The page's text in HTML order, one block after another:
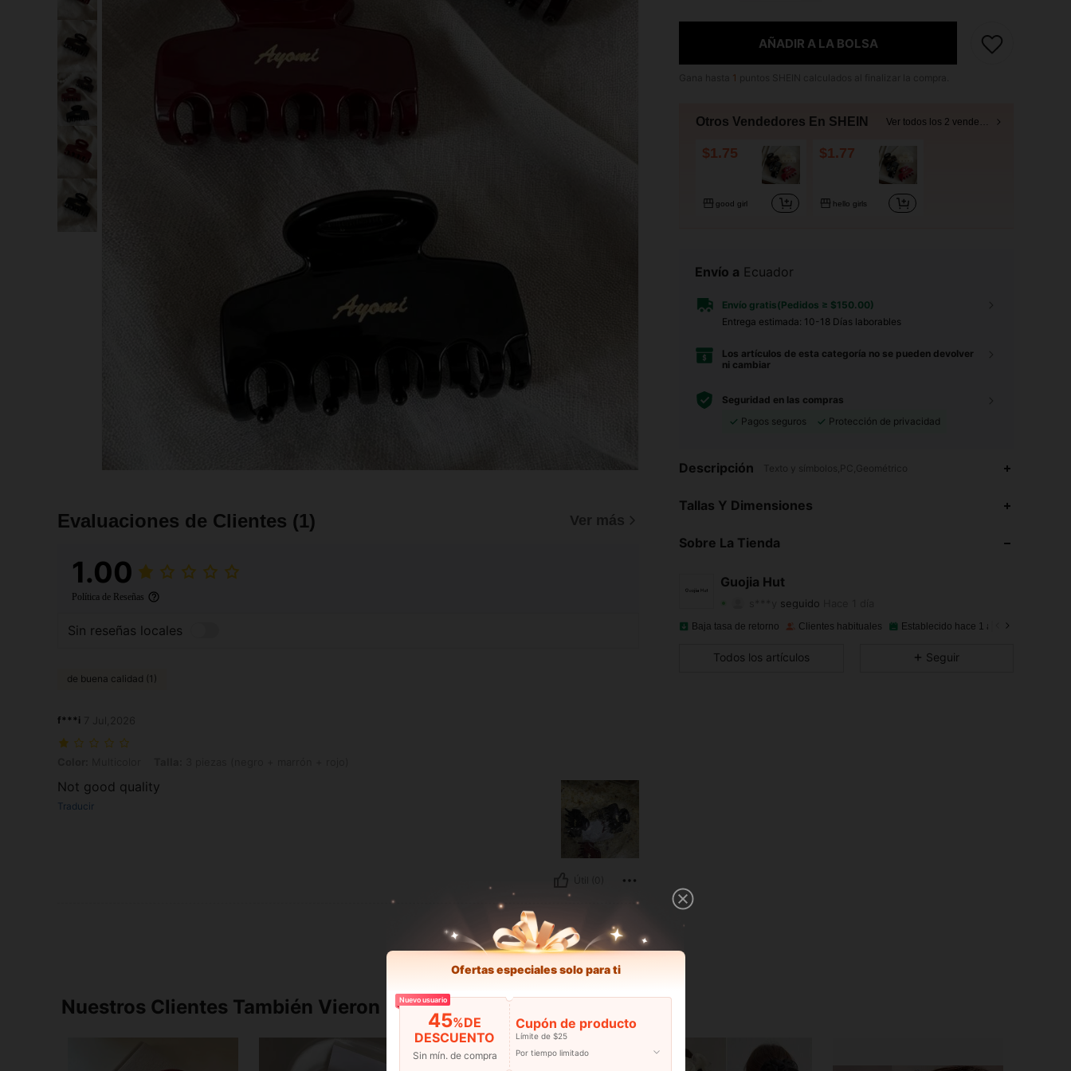
Evaluaciones de Clientes (1) Ver más
1.00
Política de Reseñas
Sin reseñas locales
de buena calidad (1)
f***i
Not good quality
Traducir
AÑADIR A LA BOLSA
1
Otros Vendedores En SHEIN Ver todos los 2 vendedores
$1.75
good girl
$1.77
hello girls
Envío a Ecuador
Envío gratis(Pedidos ≥ $150.00)
Entrega estimada: 10-18 Días laborables
Los artículos de esta categoría no se pueden devolver
ni cambiar
Seguridad en las compras
Pagos seguros
Protección de privacidad
Descripción Texto y símbolos,PC,Geométrico
Tallas Y Dimensiones
Sobre La Tienda
Guojia Hut
4.92 Calificación 99
Baja tasa de retorno Clientes habituales Establecido hace 1 año
Todos los artículos Seguir
Nuestros Clientes También Vieron
Ofertas especiales solo para ti
Nuevo usuario
45%DE
DESCUENTO
Sin mín. de compra
Cupón de producto
Límite de $25
Por tiempo limitado